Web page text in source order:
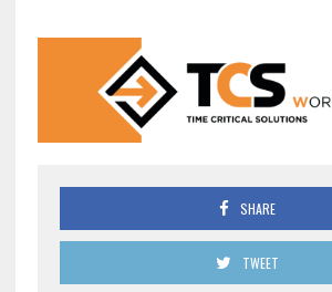
SHARE
TWEET